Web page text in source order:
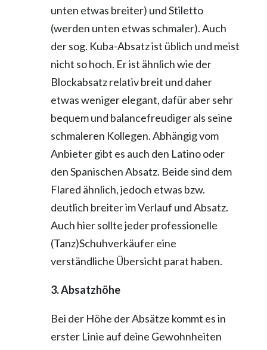
unten etwas breiter) und Stiletto
(werden unten etwas schmaler). Auch
der sog. Kuba-Absatz ist üblich und meist
nicht so hoch. Er ist ähnlich wie der
Blockabsatz relativ breit und daher
etwas weniger elegant, dafür aber sehr
bequem und balancefreudiger als seine
schmaleren Kollegen. Abhängig vom
Anbieter gibt es auch den Latino oder
den Spanischen Absatz. Beide sind dem
Flared ähnlich, jedoch etwas bzw.
deutlich breiter im Verlauf und Absatz.
Auch hier sollte jeder professionelle
(Tanz)Schuhverkäufer eine
verständliche Übersicht parat haben.
3. Absatzhöhe
Bei der Höhe der Absätze kommt es in
erster Linie auf deine Gewohnheiten